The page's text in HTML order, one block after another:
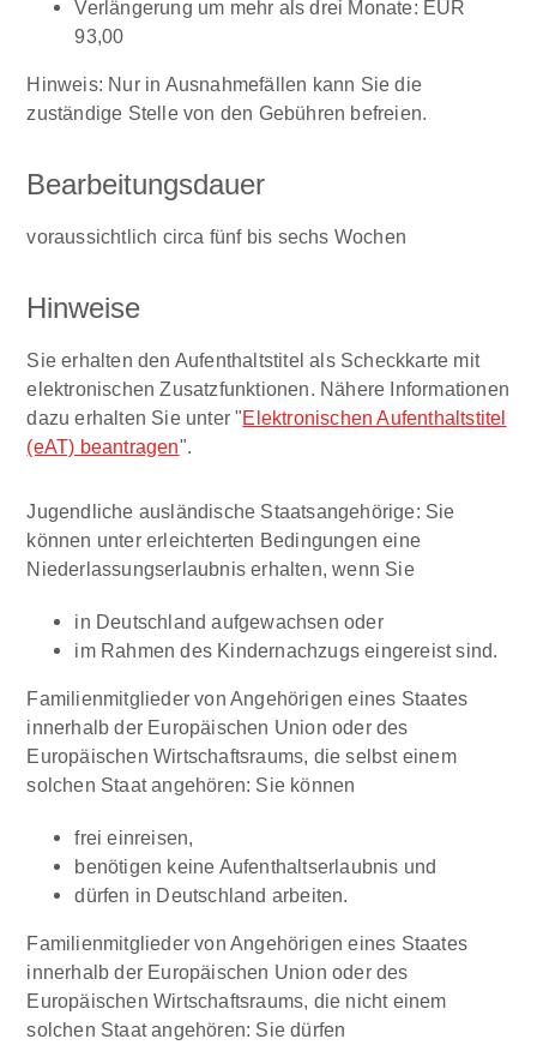
Verlängerung um mehr als drei Monate: EUR
93,00
Hinweis: Nur in Ausnahmefällen kann Sie die
zuständige Stelle von den Gebühren befreien.
Bearbeitungsdauer
voraussichtlich circa fünf bis sechs Wochen
Hinweise
Sie erhalten den Aufenthaltstitel als Scheckkarte mit
elektronischen Zusatzfunktionen. Nähere Informationen
dazu erhalten Sie unter "Elektronischen Aufenthaltstitel
(eAT) beantragen".
Jugendliche ausländische Staatsangehörige: Sie
können unter erleichterten Bedingungen eine
Niederlassungserlaubnis erhalten, wenn Sie
in Deutschland aufgewachsen oder
im Rahmen des Kindernachzugs eingereist sind.
Familienmitglieder von Angehörigen eines Staates
innerhalb der Europäischen Union oder des
Europäischen Wirtschaftsraums, die selbst einem
solchen Staat angehören: Sie können
frei einreisen,
benötigen keine Aufenthaltserlaubnis und
dürfen in Deutschland arbeiten.
Familienmitglieder von Angehörigen eines Staates
innerhalb der Europäischen Union oder des
Europäischen Wirtschaftsraums, die nicht einem
solchen Staat angehören: Sie dürfen